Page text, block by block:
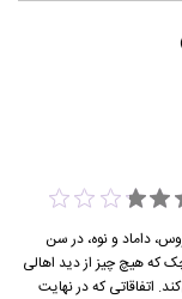
داماد و نوه، در سن
که هیچ چیز از دید اهالی
اتفاقاتی که در نهایت